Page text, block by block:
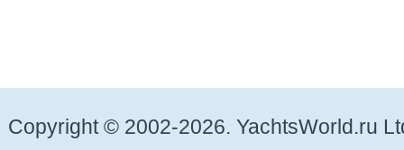
Copyright © 2002-2026. YachtsWorld.ru